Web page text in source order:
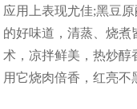
应用上表现尤佳;黑豆
的好味道，清蒸、烧煮
术，凉拌鲜美，热炒醇
用它烧肉倍香，红亮不